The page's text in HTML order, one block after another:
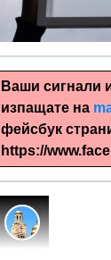
Ръчно
Ваши сигнали
изпащате на
фейсбук
https://